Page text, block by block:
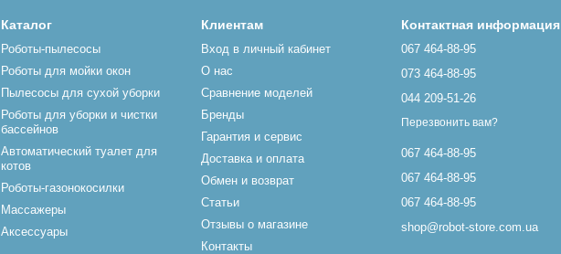
Каталог
Роботы-пылесосы
Роботы для мойки окон
Пылесосы для сухой уборки
Роботы для уборки и чистки
бассейнов
Автоматический туалет для
котов
Роботы-газонокосилки
Массажеры
Аксессуары
Клиентам
Вход в личный кабинет
О нас
Сравнение моделей
Бренды
Гарантия и сервис
Доставка и оплата
Обмен и возврат
Статьи
Отзывы о магазине
Контакты
Контактная информация
067 464-88-95
073 464-88-95
044 209-51-26
Перезвонить вам?
067 464-88-95
067 464-88-95
067 464-88-95
shop@robot-store.com.ua